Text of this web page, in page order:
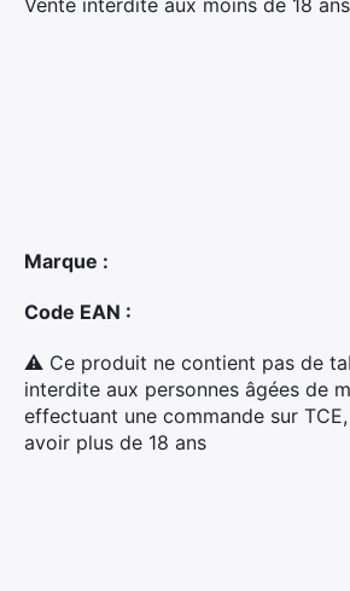
Vente interdite aux moins de 18
Marque :
Code EAN :
⚠ Ce produit ne contient pas de
interdite aux personnes âgées de
effectuant une commande sur
avoir plus de 18 ans
Rechercher